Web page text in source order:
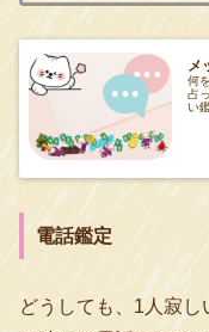
メ
何
占
い
電話鑑定
どうしても、1人寂